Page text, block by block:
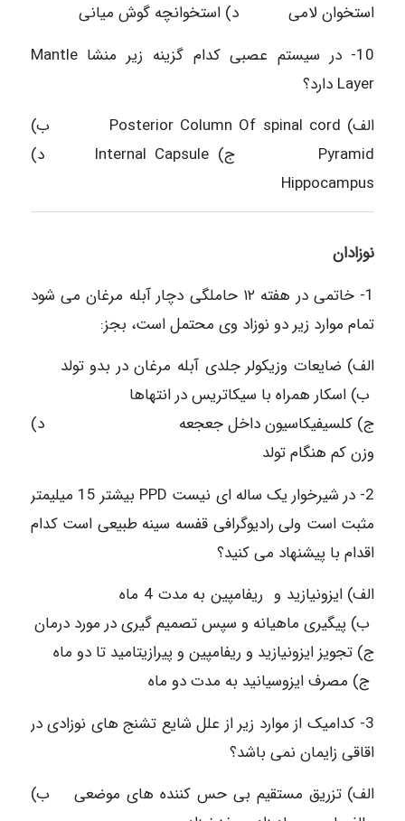
استخوان لامی د) استخوانچه گوش میانی
10- در سیستم عصبی کدام گزینه زیر منشا Mantle
Layer دارد؟
الف) Posterior Column Of spinal cord ب)
Pyramid ج) Internal Capsule د)
Hippocampus
نوزادان
1- خاتمی در هفته ۱۲ حاملگی دچار آبله مرغان می شود
تمام موارد زیر دو نوزاد وی محتمل است، بجز:
الف) ضایعات وزیکولر جلدی آبله مرغان در بدو تولد
ب) اسکار همراه با سیکاتریس در انتهاها
ج) کلسیفیکاسیون داخل جعجعه د)
وزن کم هنگام تولد
2- در شیرخوار یک ساله ای نیست PPD بیشتر 15 میلیمتر
مثبت است ولی رادیوگرافی قفسه سینه طبیعی است کدام
اقدام با پیشنهاد می کنید؟
الف) ایزونیازید و ریفامپین به مدت 4 ماه
ب) پیگیری ماهیانه و سپس تصمیم گیری در مورد درمان
ج) تجویز ایزونیازید و ریفامپین و پیرازیتامید تا دو ماه
ج) مصرف ایزوسیانید به مدت دو ماه
3- کدامیک از موارد زیر از علل شایع تشنج های نوزادی در
اقاقی زایمان نمی باشد؟
الف) تزریق مستقیم بی حس کننده های موضعی ب)